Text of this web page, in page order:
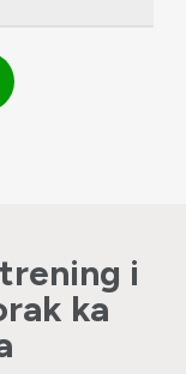
i
ka